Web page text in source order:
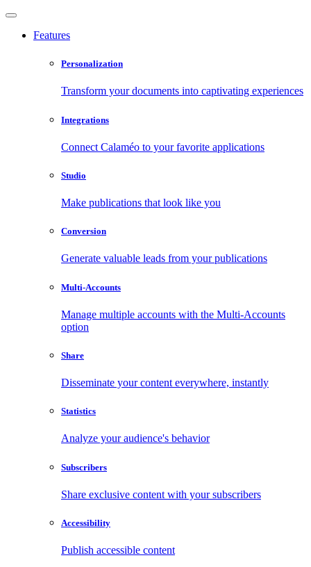
Features
Personalization
Transform your documents into captivating experiences
Integrations
Connect Calaméo to your favorite applications
Studio
Make publications that look like you
Conversion
Generate valuable leads from your publications
Multi-Accounts
Manage multiple accounts with the Multi-Accounts
option
Share
Disseminate your content everywhere, instantly
Statistics
Analyze your audience's behavior
Subscribers
Share exclusive content with your subscribers
Accessibility
Publish accessible content